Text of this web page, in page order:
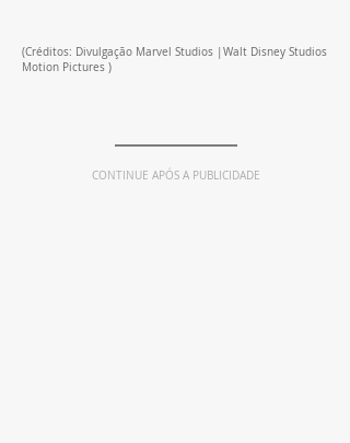
(Créditos: Divulgação Marvel Studios |Walt Disney Studios
Motion Pictures )
CONTINUE APÓS A PUBLICIDADE